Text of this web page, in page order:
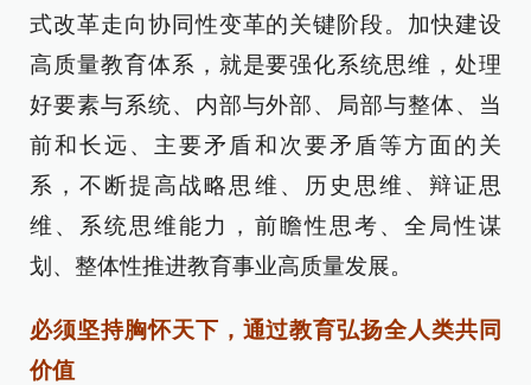
式改革走向协同性变革的关键阶段。加快建设
高质量教育体系，就是要强化系统思维，处理
好要素与系统、内部与外部、局部与整体、当
前和长远、主要矛盾和次要矛盾等方面的关
系，不断提高战略思维、历史思维、辩证思
维、系统思维能力，前瞻性思考、全局性谋
划、整体性推进教育事业高质量发展。
必须坚持胸怀天下，通过教育弘扬全人类共同
价值